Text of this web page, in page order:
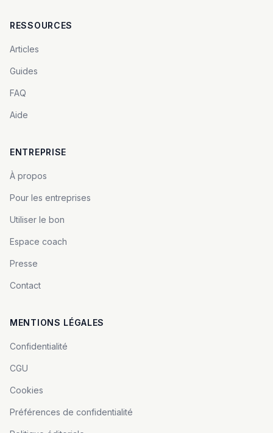
RESSOURCES
Articles
Guides
FAQ
Aide
ENTREPRISE
À propos
Pour les entreprises
Utiliser le bon
Espace coach
Presse
Contact
MENTIONS LÉGALES
Confidentialité
CGU
Cookies
Préférences de confidentialité